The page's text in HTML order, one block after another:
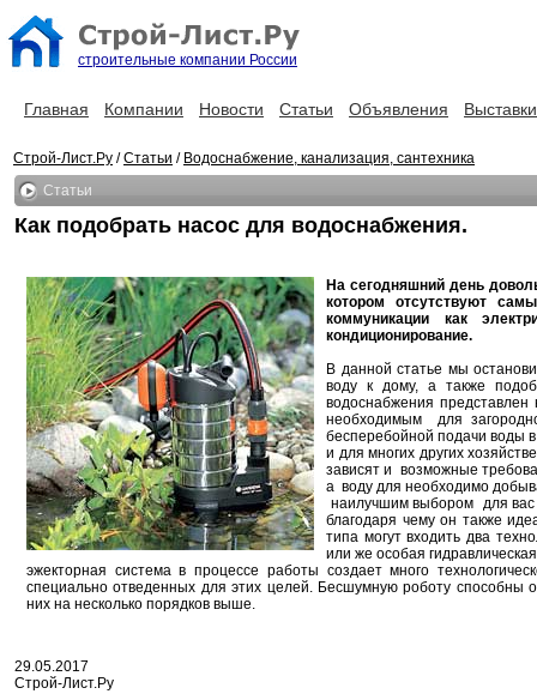
строительные компании России
Главная Компании Новости Статьи Объявления Выставки
Строй-Лист.Ру /Статьи / Водоснабжение, канализация, сантехника
Статьи
Как подобрать насос для водоснабжения.
На сегодняшний день
котором отсутствуют
коммуникации как
кондиционирование.
В данной статье мы
воду к дому, а также
водоснабжения
необходимым для
бесперебойной подачи воды
и для многих других
зависят и возможные
а воду для необходимо
наилучшим выбором для вас
благодаря чему он также
типа могут входить два
или же особая
эжекторная система в процессе работы создает много
специально отведенных для этих целей. Бесшумную роботу способны
них на несколько порядков выше.
29.05.2017
Строй-Лист.Ру